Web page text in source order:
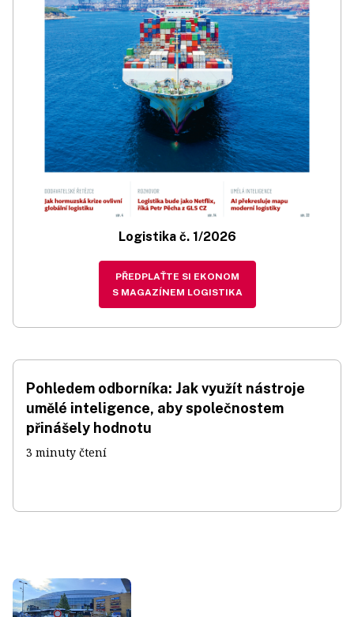
Logistika č. 1/2026
PŘEDPLAŤTE SI EKONOM
S MAGAZÍNEM LOGISTIKA
Pohledem odborníka: Jak využít nástroje
umělé inteligence, aby společnostem
přinášely hodnotu
3 minuty čtení